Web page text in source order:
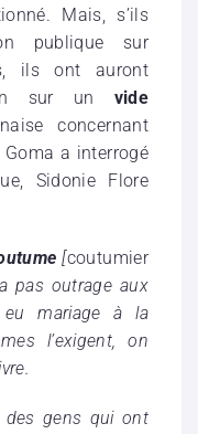
Mais, s’ils
publique sur
ils ont auront
sur un vide
concernant
Goma a interrogé
Sidonie Flore
[coutumier
pas outrage aux
mariage à la
l’exigent, on
des gens qui ont